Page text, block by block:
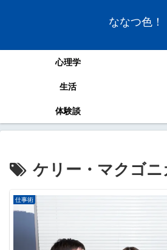
ななつ色！
心理学
生活
体験談
ケリー・マクゴニ
仕事術